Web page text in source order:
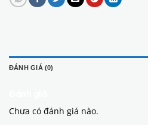
ĐÁNH GIÁ (0)
Chưa có đánh giá nào.